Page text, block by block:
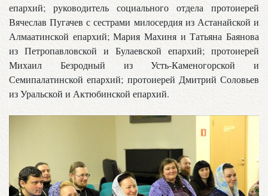
епархий; руководитель социального отдела протоиерей
Вячеслав Пугачев с сестрами милосердия из Астанайской и
Алмаатинской епархий; Мария Махиня и Татьяна Баянова
из Петропавловской и Булаевской епархий; протоиерей
Михаил Безродный из Усть-Каменогорской и
Семипалатинской епархий; протоиерей Дмитрий Соловьев
из Уральской и Актюбинской епархий.